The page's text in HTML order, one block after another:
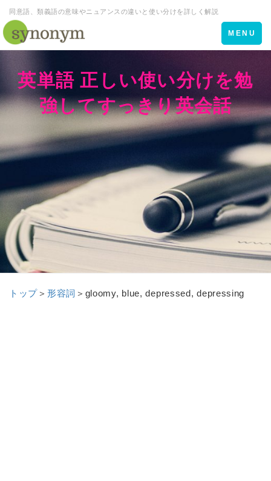
同意語、類義語の意味やニュアンスの違いと使い分けを詳しく解説
Toggle
navigation
MENU
英単語 正しい使い分けを勉
強してすっきり英会話
トップ＞ 形容詞 ＞ gloomy, blue, depressed, depressing